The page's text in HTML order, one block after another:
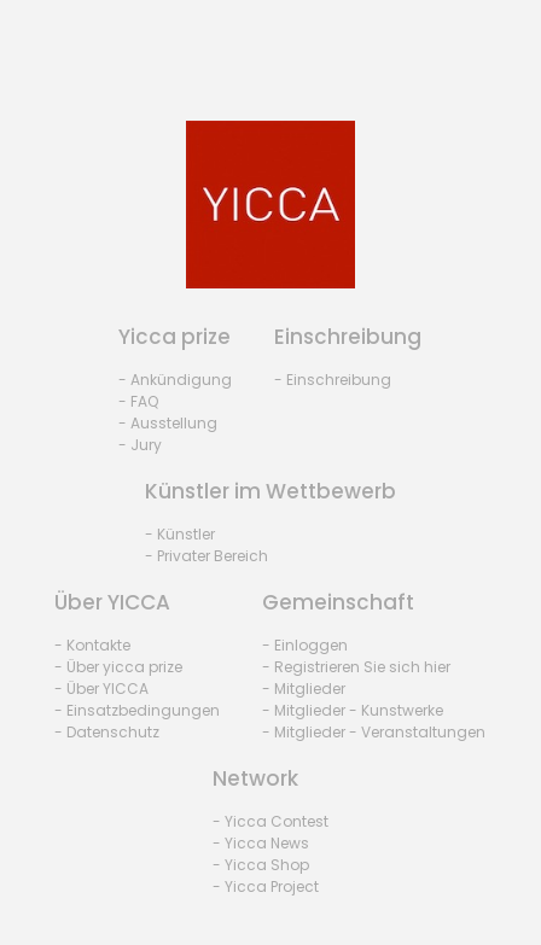
Yicca prize
- Ankündigung
- FAQ
- Ausstellung
- Jury
Einschreibung
- Einschreibung
Künstler im Wettbewerb
- Künstler
- Privater Bereich
Über YICCA
- Kontakte
- Über yicca prize
- Über YICCA
- Einsatzbedingungen
- Datenschutz
Gemeinschaft
- Einloggen
- Registrieren Sie sich hier
- Mitglieder
- Mitglieder - Kunstwerke
- Mitglieder - Veranstaltungen
Network
- Yicca Contest
- Yicca News
- Yicca Shop
- Yicca Project